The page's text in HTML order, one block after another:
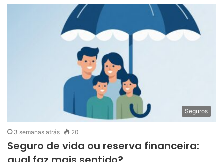
Seguros
3 semanas atrás 20
Seguro de vida ou reserva financeira: